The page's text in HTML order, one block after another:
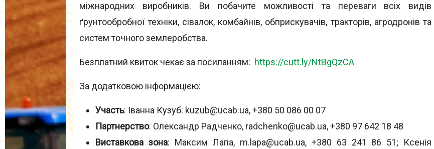
міжнародних виробників. Ви побачите можливості та переваги всіх видів
ґрунтообробної техніки, сівалок, комбайнів, обприскувачів, тракторів, агродронів та
систем точного землеробства.
Безплатний квиток чекає за посиланням: https://cutt.ly/NtBgQzCA
За додатковою інформацією:
Участь: Іванна Кузуб: kuzub@ucab.ua, +380 50 086 00 07
Партнерство: Олександр Радченко, radchenko@ucab.ua, +380 97 642 18 48
Виставкова зона: Максим Лапа, m.lapa@ucab.ua, +380 63 241 86 51; Ксенія